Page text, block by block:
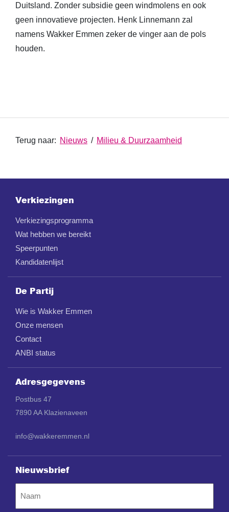
Duitsland. Zonder subsidie geen windmolens en ook
geen innovatieve projecten. Henk Linnemann zal
namens Wakker Emmen zeker de vinger aan de pols
houden.
Terug naar: Nieuws / Milieu & Duurzaamheid
Verkiezingen
Verkiezingsprogramma
Wat hebben we bereikt
Speerpunten
Kandidatenlijst
De Partij
Wie is Wakker Emmen
Onze mensen
Contact
ANBI status
Adresgegevens
Postbus 47
7890 AA Klazienaveen
info@wakkeremmen.nl
Nieuwsbrief